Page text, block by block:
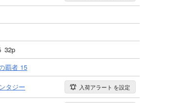
32p
覇者 15
タジー 入荷アラート を設定